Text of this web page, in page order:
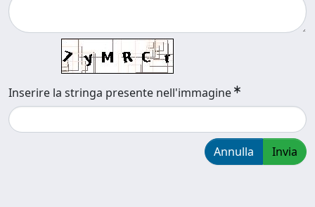
Inserire la stringa presente nell'immagine
Annulla Invia